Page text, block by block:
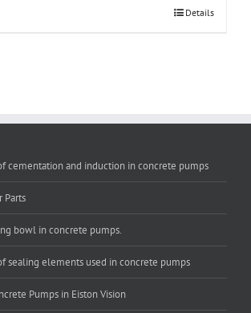
Details
cementation and induction in concrete pumps
Parts
bowl in concrete pumps.
sealing elements used in concrete pumps
Pumps in Eiston Vision